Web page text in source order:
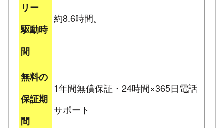
リー
駆動時
間
約8.6時間。
無料の
保証期
間
1年間無償保証・24時間×365日電話
サポート